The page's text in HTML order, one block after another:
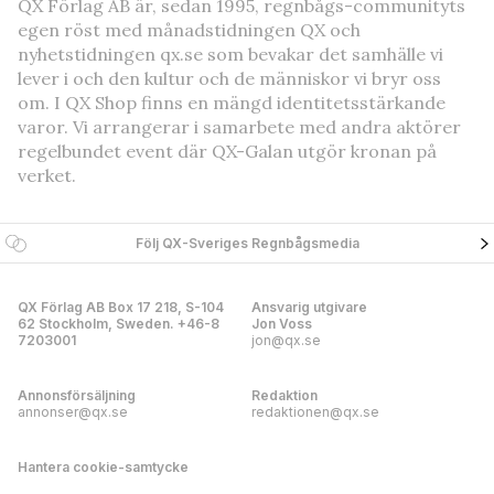
QX Förlag AB är, sedan 1995, regnbågs-communityts
egen röst med månadstidningen QX och
nyhetstidningen qx.se som bevakar det samhälle vi
lever i och den kultur och de människor vi bryr oss
om. I QX Shop finns en mängd identitetsstärkande
varor. Vi arrangerar i samarbete med andra aktörer
regelbundet event där QX-Galan utgör kronan på
verket.
Följ QX-Sveriges Regnbågsmedia
QX Förlag AB Box 17 218, S-104
62 Stockholm, Sweden. +46-8
7203001
Ansvarig utgivare
Jon Voss
jon@qx.se
Annonsförsäljning
annonser@qx.se
Redaktion
redaktionen@qx.se
Hantera cookie-samtycke